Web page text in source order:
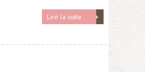
Lire la suite